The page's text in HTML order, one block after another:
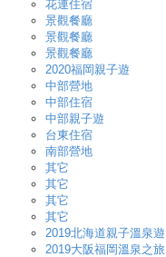
花連住宿
景觀餐廳
景觀餐廳
景觀餐廳
2020福岡親子遊
中部營地
中部住宿
中部親子遊
台東住宿
南部營地
其它
其它
其它
其它
2019北海道親子溫泉遊
2019大阪福岡溫泉之旅